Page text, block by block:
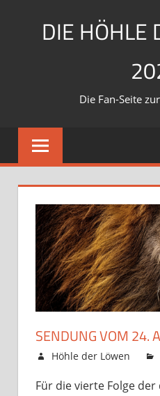
DIE HÖHLE
Die Fan-Seite
SENDUNG VOM 24.
21. April 2023
Höhle der Löwen
Für die vierte Folge